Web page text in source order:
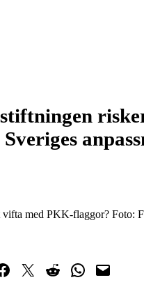
med PKK-flaggor? Foto:
på Facebook
Dela på TwitterDela på RedditDela i WhatsApp
Maila en länk